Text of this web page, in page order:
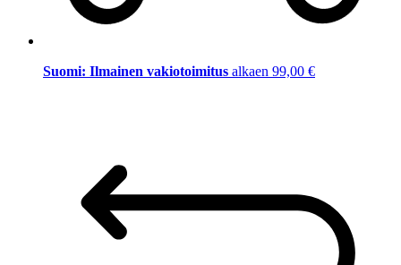
Suomi: Ilmainen vakiotoimitus alkaen 99,00 €